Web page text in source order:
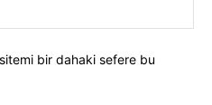
bir dahaki sefere bu